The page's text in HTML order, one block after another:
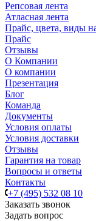
Репсовая лента
Атласная лента
Прайс, цвета, виды
Прайс
Отзывы
О Компании
О компании
Презентация
Блог
Команда
Документы
Условия оплаты
Условия доставки
Отзывы
Гарантия на товар
Вопросы и ответы
Контакты
+7 (495) 532 08 10
Заказать звонок
Задать вопрос